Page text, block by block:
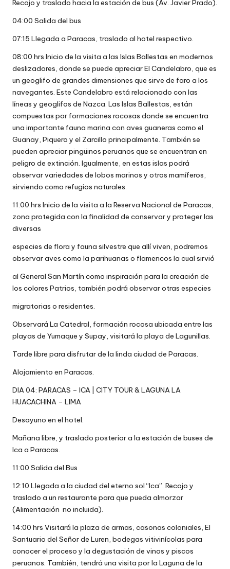
Recojo y traslado hacia la estación de bus (Av. Javier Prado).
04:00 Salida del bus
07:15 Llegada a Paracas, traslado al hotel respectivo.
08:00 hrs Inicio de la visita a las Islas Ballestas en modernos
deslizadores, donde se puede apreciar El Candelabro, que es
un geoglifo de grandes dimensiones que sirve de faro a los
navegantes. Este Candelabro está relacionado con las
líneas y geoglifos de Nazca. Las Islas Ballestas, están
compuestas por formaciones rocosas donde se encuentra
una importante fauna marina con aves guaneras como el
Guanay, Piquero y el Zarcillo principalmente. También se
pueden apreciar pingüinos peruanos que se encuentran en
peligro de extinción. Igualmente, en estas islas podrá
observar variedades de lobos marinos y otros mamíferos,
sirviendo como refugios naturales.
11:00 hrs Inicio de la visita a la Reserva Nacional de Paracas,
zona protegida con la finalidad de conservar y proteger las
diversas
especies de flora y fauna silvestre que allí viven, podremos
observar aves como la parihuanas o flamencos la cual sirvió
al General San Martín como inspiración para la creación de
los colores Patrios, también podrá observar otras especies
migratorias o residentes.
Observará La Catedral, formación rocosa ubicada entre las
playas de Yumaque y Supay, visitará la playa de Lagunillas.
Tarde libre para disfrutar de la linda ciudad de Paracas.
Alojamiento en Paracas.
DIA 04: PARACAS – ICA | CITY TOUR & LAGUNA LA
HUACACHINA – LIMA
Desayuno en el hotel.
Mañana libre, y traslado posterior a la estación de buses de
Ica a Paracas.
11:00 Salida del Bus
12:10 Llegada a la ciudad del eterno sol “Ica”. Recojo y
traslado a un restaurante para que pueda almorzar
(Alimentación no incluida).
14:00 hrs Visitará la plaza de armas, casonas coloniales, El
Santuario del Señor de Luren, bodegas vitivinícolas para
conocer el proceso y la degustación de vinos y piscos
peruanos. También, tendrá una visita por la Laguna de la